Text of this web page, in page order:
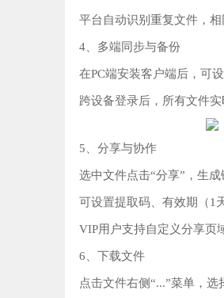
平台自动识别重复文件，
4、多端同步与备份‌
在PC端安装客户端后，可
跨设备登录后，所有文件
5、分享与协作‌
选中文件点击“分享”，生成
可设置提取码、有效期（1
VIP用户支持自定义分享页
6、下载文件‌
点击文件右侧“...”菜单，选